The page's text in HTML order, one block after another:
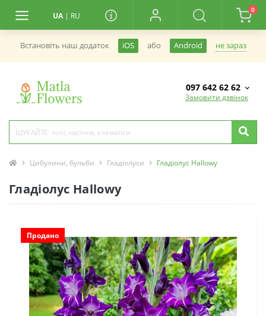
UA | RU
0
Встановiть наш додаток iOS або Android не зараз
097 642 62 62
Замовити дзвінок
Цибулини, бульби Гладіолуси Гладіолус Hallowy
Гладіолус Hallowy
Продано